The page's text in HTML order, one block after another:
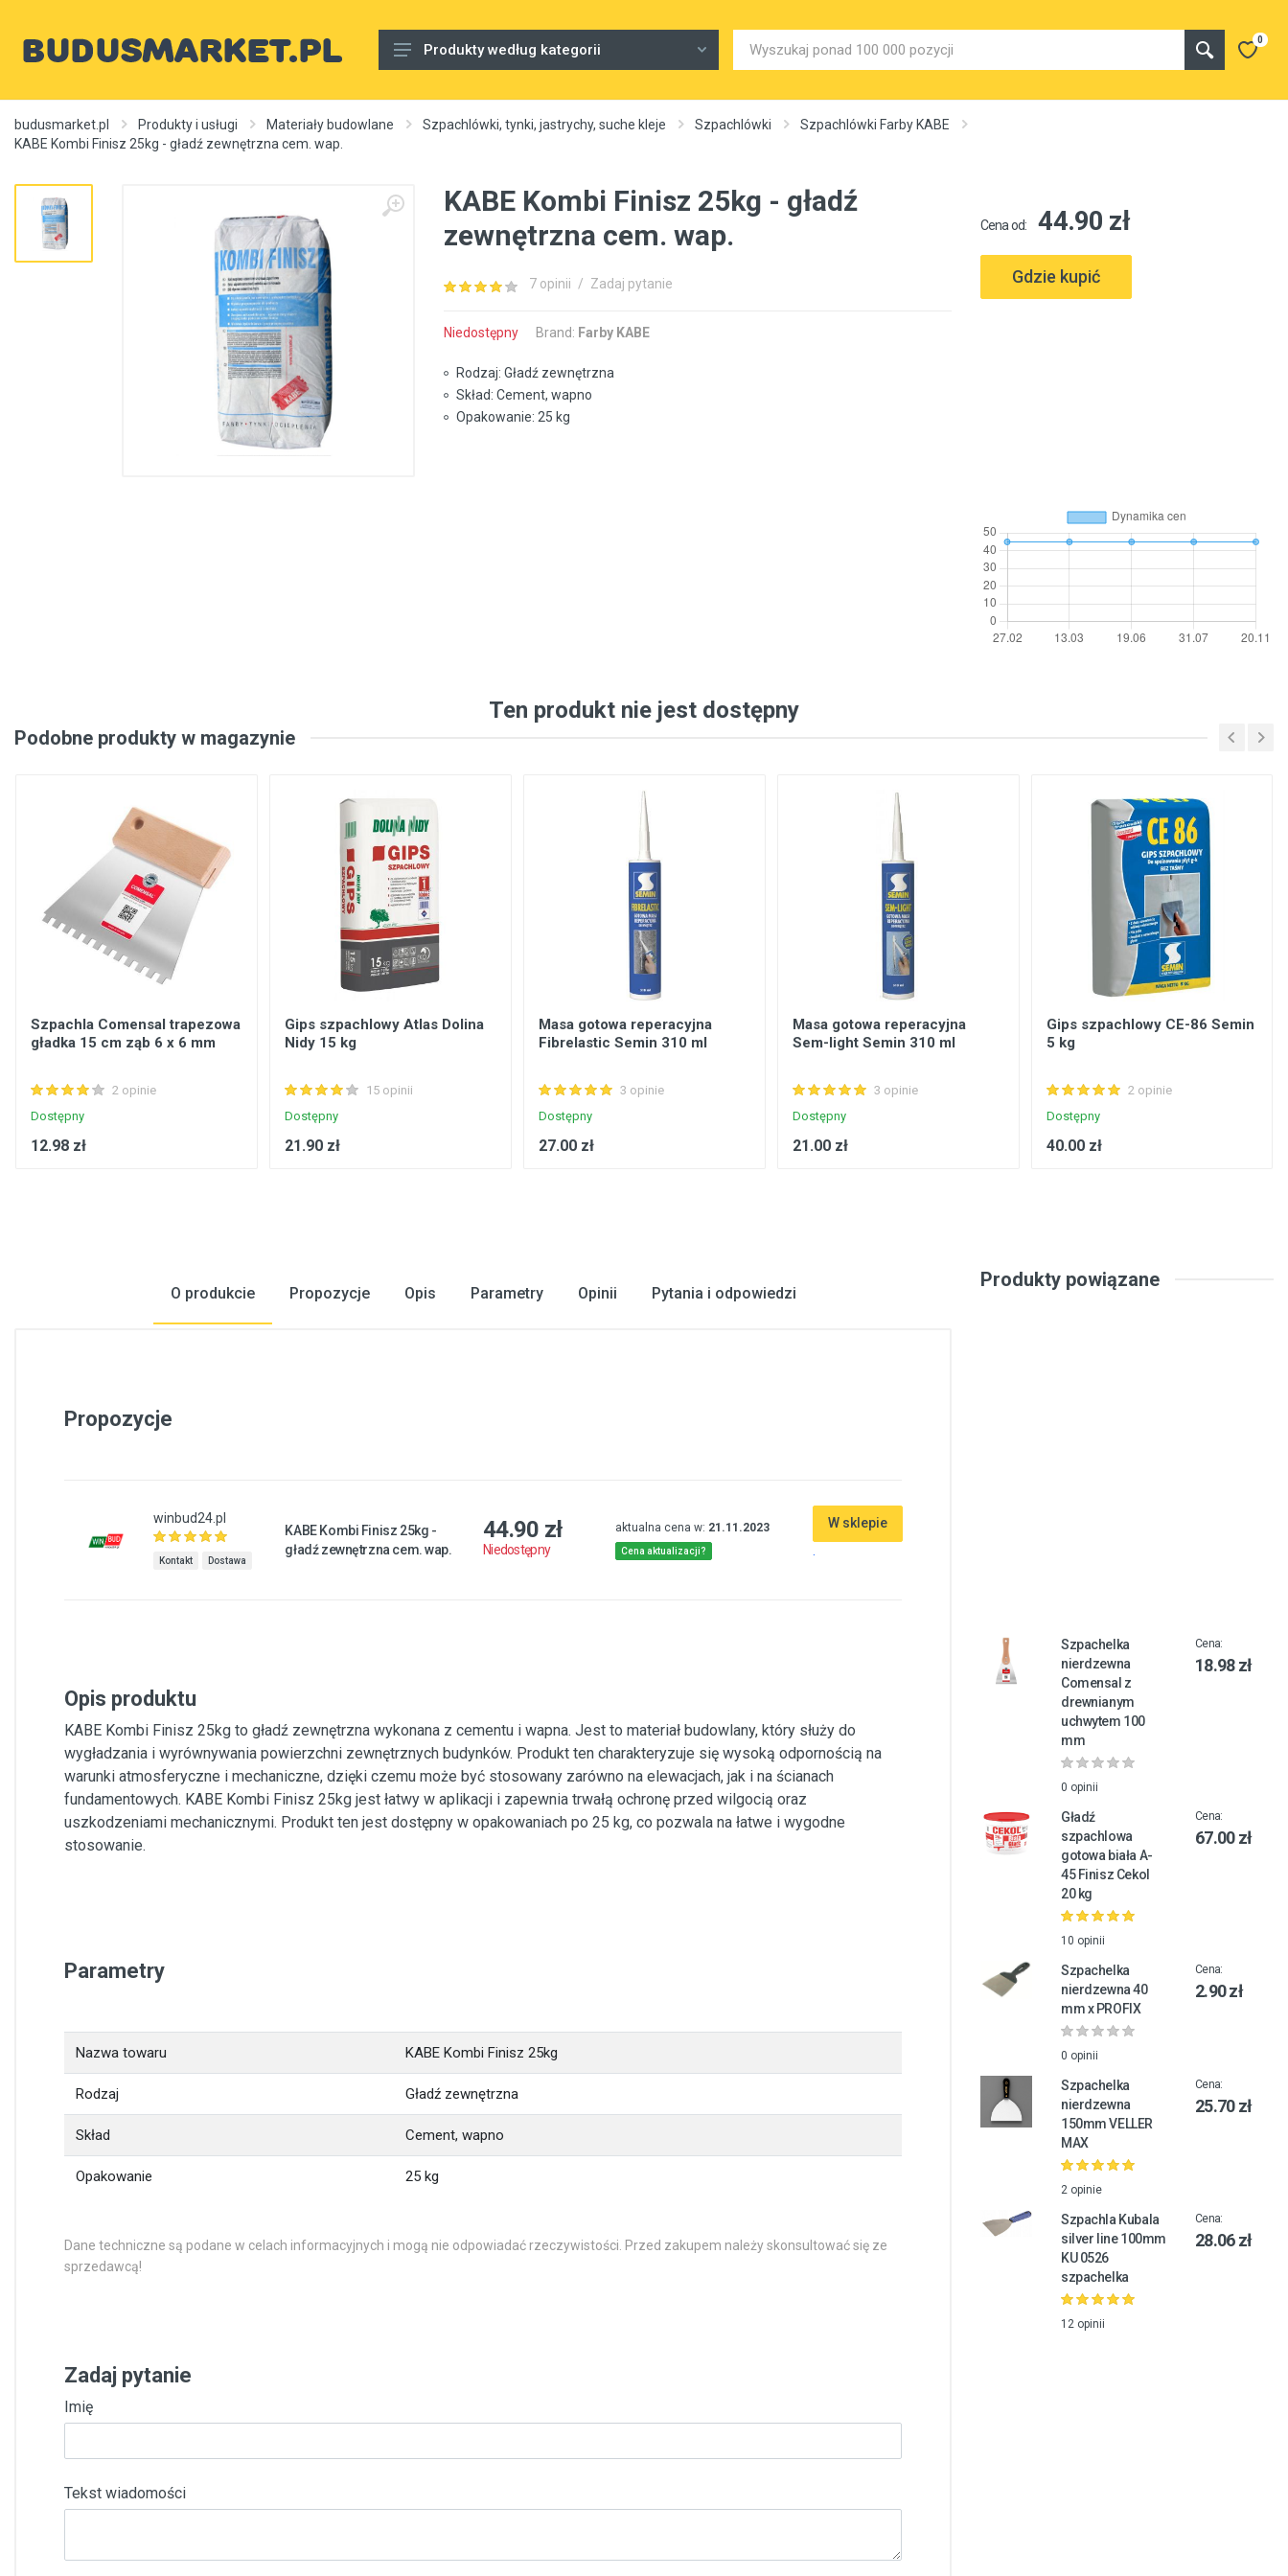
Materiały budowlane
Wnętrze
Zewnętrzny
Ogrzewanie, autonomiczne ogrzewanie, źródła ciepła
Artykuły dekoracyjne, dywany itp.
Produkty według kategorii
0
budusmarket.pl Produkty i usługi Materiały budowlane Szpachlówki, tynki, jastrychy, suche kleje Szpachlówki
Szpachlówki Farby KABE
KABE Kombi Finisz 25kg - gładź zewnętrzna cem. wap.
KABE Kombi Finisz 25kg - gładź
zewnętrzna cem. wap.
7 opinii / Zadaj pytanie
Niedostępny Brand: Farby KABE
Rodzaj: Gładź zewnętrzna
Skład: Cement, wapno
Opakowanie: 25 kg
Cena od: 44.90 zł
Gdzie kupić
Ten produkt nie jest dostępny
Podobne produkty w magazynie
Szpachla Comensal trapezowa
gładka 15 cm ząb 6 x 6 mm
2 opinie
Dostępny
12.98 zł
Gips szpachlowy Atlas Dolina
Nidy 15 kg
15 opinii
Dostępny
21.90 zł
Masa gotowa reperacyjna
Fibrelastic Semin 310 ml
3 opinie
Dostępny
27.00 zł
Masa gotowa reperacyjna
Sem-light Semin 310 ml
3 opinie
Dostępny
21.00 zł
Gips szpachlowy CE-86 Semin
5 kg
2 opinie
Dostępny
40.00 zł
O produkcie Propozycje Opis Parametry Opinii Pytania i odpowiedzi
Propozycje
winbud24.pl
Kontakt Dostawa
KABE Kombi Finisz 25kg -
gładź zewnętrzna cem. wap.
44.90 zł
Niedostępny
aktualna cena w: 21.11.2023
Cena aktualizacji?
W sklepie
.
Opis produktu
KABE Kombi Finisz 25kg to gładź zewnętrzna wykonana z cementu i wapna. Jest to materiał budowlany, który służy do
wygładzania i wyrównywania powierzchni zewnętrznych budynków. Produkt ten charakteryzuje się wysoką odpornością na
warunki atmosferyczne i mechaniczne, dzięki czemu może być stosowany zarówno na elewacjach, jak i na ścianach
fundamentowych. KABE Kombi Finisz 25kg jest łatwy w aplikacji i zapewnia trwałą ochronę przed wilgocią oraz
uszkodzeniami mechanicznymi. Produkt ten jest dostępny w opakowaniach po 25 kg, co pozwala na łatwe i wygodne
stosowanie.
Parametry
Nazwa towaru KABE Kombi Finisz 25kg
Rodzaj Gładź zewnętrzna
Skład Cement, wapno
Opakowanie 25 kg
Dane techniczne są podane w celach informacyjnych i mogą nie odpowiadać rzeczywistości. Przed zakupem należy skonsultować się ze
sprzedawcą!
Zadaj pytanie
Imię
Tekst wiadomości
Produkty powiązane
Szpachelka
nierdzewna
Comensal z
drewnianym
uchwytem 100
mm
0 opinii
Cena:
18.98 zł
Gładź
szpachlowa
gotowa biała A-
45 Finisz Cekol
20 kg
10 opinii
Cena:
67.00 zł
Szpachelka
nierdzewna 40
mm x PROFIX
0 opinii
Cena:
2.90 zł
Szpachelka
nierdzewna
150mm VELLER
MAX
2 opinie
Cena:
25.70 zł
Szpachla Kubala
silver line 100mm
KU 0526
szpachelka
12 opinii
Cena:
28.06 zł